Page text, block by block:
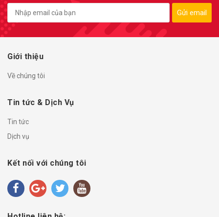
Gửi email
Giới thiệu
Về chúng tôi
Tin tức & Dịch Vụ
Tin tức
Dịch vụ
Kết nối với chúng tôi